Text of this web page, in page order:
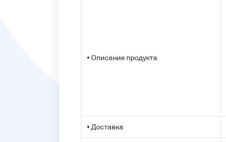
• Описание продукта
• Доставка